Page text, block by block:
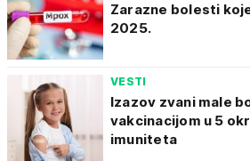
Zarazne bolesti
2025.
VESTI
Izazov zvani male
vakcinacijom u 5
imuniteta